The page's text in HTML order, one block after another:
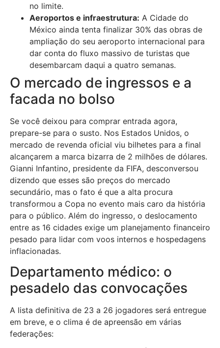
no limite.
Aeroportos e infraestrutura: A Cidade do
México ainda tenta finalizar 30% das obras de
ampliação do seu aeroporto internacional para
dar conta do fluxo massivo de turistas que
desembarcam daqui a quatro semanas.
O mercado de ingressos e a
facada no bolso
Se você deixou para comprar entrada agora,
prepare-se para o susto. Nos Estados Unidos, o
mercado de revenda oficial viu bilhetes para a final
alcançarem a marca bizarra de 2 milhões de dólares.
Gianni Infantino, presidente da FIFA, desconversou
dizendo que esses são preços do mercado
secundário, mas o fato é que a alta procura
transformou a Copa no evento mais caro da história
para o público. Além do ingresso, o deslocamento
entre as 16 cidades exige um planejamento financeiro
pesado para lidar com voos internos e hospedagens
inflacionadas.
Departamento médico: o
pesadelo das convocações
A lista definitiva de 23 a 26 jogadores será entregue
em breve, e o clima é de apreensão em várias
federações: